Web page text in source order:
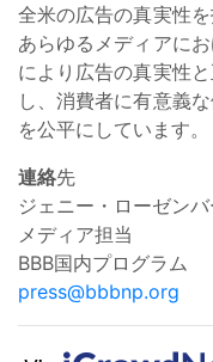
全米の広告の真実性
あらゆるメディアに
により広告の真実性
し、消費者に有意義
を公平にしています。
連絡先
ジェニー・ローゼン
メディア担当
BBB国内プログラム
press@bbbnp.org